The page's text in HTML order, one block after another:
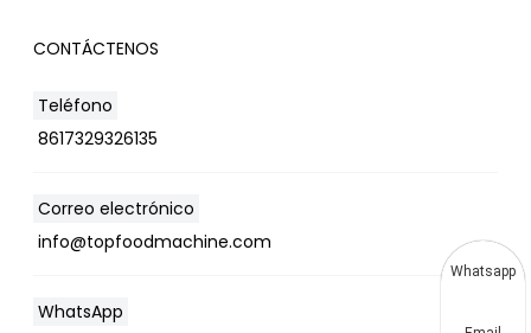
CONTÁCTENOS
Teléfono
8617329326135
Correo electrónico
info@topfoodmachine.com
WhatsApp
Whatsapp